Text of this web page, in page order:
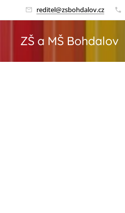
reditel@zsbohdalov.cz
ZŠ a MŠ Bohdalov